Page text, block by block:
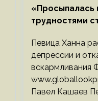
«Просыпалась
трудностями
Певица Ханна
депрессии и
вскармливания
Павел Кашаев